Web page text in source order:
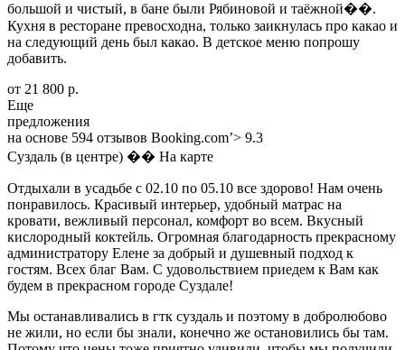
большой и чистый, в бане были Рябиновой и таëжной��.
Кухня в ресторане превосходна, только заикнулась про какао и
на следующий день был какао. В детское меню попрошу
добавить.
от 21 800 р.
Еще
предложения
на основе 594 отзывов Booking.com’> 9.3
Суздаль (в центре) �� На карте
Отдыхали в усадьбе с 02.10 по 05.10 все здорово! Нам очень
понравилось. Красивый интерьер, удобный матрас на
кровати, вежливый персонал, комфорт во всем. Вкусный
кислородный коктейль. Огромная благодарность прекрасному
администратору Елене за добрый и душевный подход к
гостям. Всех благ Вам. С удовольствием приедем к Вам как
будем в прекрасном городе Суздале!
Мы останавливались в гтк суздаль и поэтому в добролюбово
не жили, но если бы знали, конечно же остановились бы там.